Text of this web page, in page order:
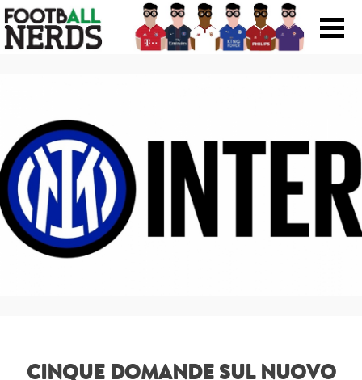
Search
Scarpe
Maglie
Accessori
CINQUE DOMANDE SUL NUOVO